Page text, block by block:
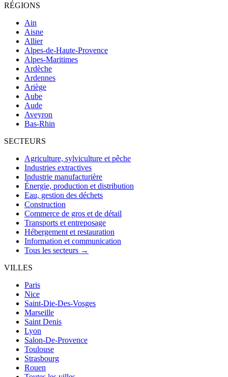
RÉGIONS
Ain
Aisne
Allier
Alpes-de-Haute-Provence
Alpes-Maritimes
Ardèche
Ardennes
Ariège
Aube
Aude
Aveyron
Bas-Rhin
SECTEURS
Agriculture, sylviculture et pêche
Industries extractives
Industrie manufacturière
Énergie, production et distribution
Eau, gestion des déchets
Construction
Commerce de gros et de détail
Transports et entreposage
Hébergement et restauration
Information et communication
Tous les secteurs →
VILLES
Paris
Nice
Saint-Die-Des-Vosges
Marseille
Saint Denis
Lyon
Salon-De-Provence
Toulouse
Strasbourg
Rouen